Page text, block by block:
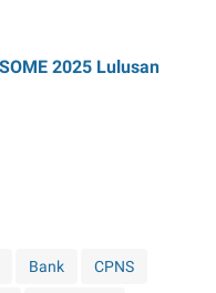
2025 Lulusan
Bank CPNS